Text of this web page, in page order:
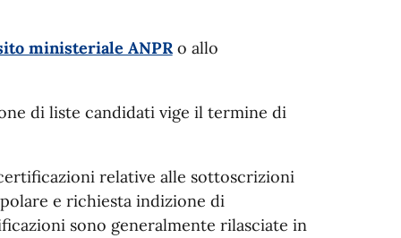
ministeriale ANPRo allo
di liste candidati vige il termine di
relative alle sottoscrizioni
e richiesta indizione di
sono generalmente rilasciate in